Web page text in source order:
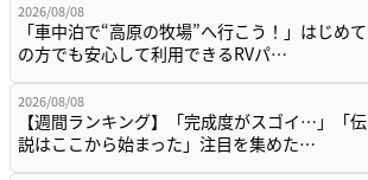
2026/08/08
「車中泊で“高原の牧場”へ行こう！」はじめて
の方でも安心して利用できるRVパ…
2026/08/08
【週間ランキング】「完成度がスゴイ…」「伝
説はここから始まった」注目を集めた…